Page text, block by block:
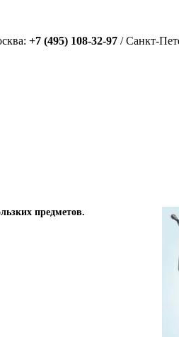
+7 (495) 108-32-97 / Санкт-
предметов.